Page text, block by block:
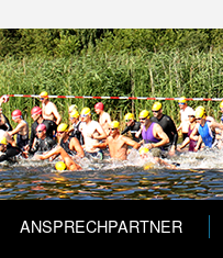
ANSPRECHPARTNER